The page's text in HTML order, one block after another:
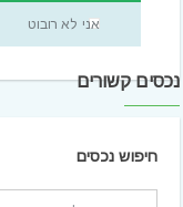
אני לא רובוט
נכסים קשורים
חיפוש נכסים